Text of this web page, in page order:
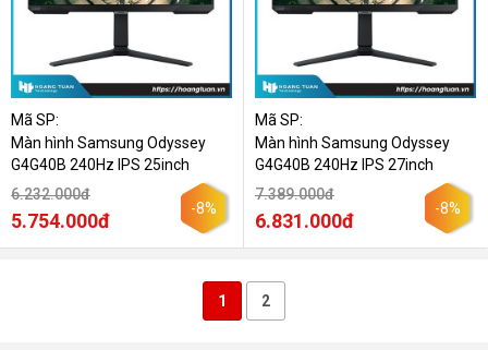
Mã SP:
Màn hình Samsung Odyssey
G4G40B 240Hz IPS 25inch
6.232.000đ
5.754.000đ
-8%
Mã SP:
Màn hình Samsung Odyssey
G4G40B 240Hz IPS 27inch
7.389.000đ
6.831.000đ
-8%
1 2